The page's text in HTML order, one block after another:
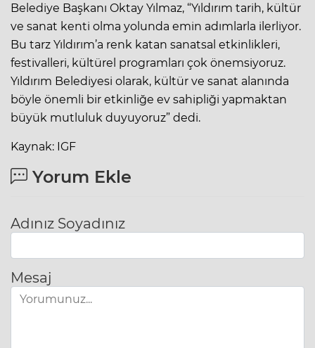
Belediye Başkanı Oktay Yılmaz, “Yıldırım tarih, kültür
ve sanat kenti olma yolunda emin adımlarla ilerliyor.
Bu tarz Yıldırım’a renk katan sanatsal etkinlikleri,
festivalleri, kültürel programları çok önemsiyoruz.
Yıldırım Belediyesi olarak, kültür ve sanat alanında
böyle önemli bir etkinliğe ev sahipliği yapmaktan
büyük mutluluk duyuyoruz” dedi.
Kaynak: IGF
Yorum Ekle
Adınız Soyadınız
Mesaj